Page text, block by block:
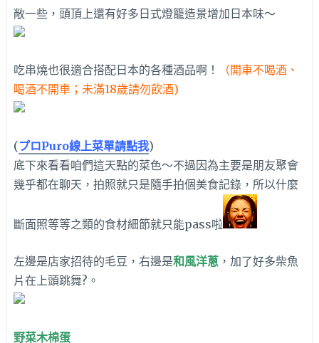
敞一些，頭頂上還有好多日式燈籠造景增加日本味～
吃串燒也很適合搭配日本的各種酒品啊！
（開車不喝酒、
喝酒不開車；未滿18歲請勿飲酒)
(プロPuro線上菜單請點我)
底下來看看咱們這天點的菜色～不過因為主要是朋友聚會
幾乎都在聊天，拍照就只是隨手拍個美食記錄，所以什麼
斷面照等等之類的食材細節就只能pass啦
左邊是店家招待的毛豆，右邊是和風洋蔥，加了好多柴魚
片在上頭跳舞?。
野菜木棉蛋